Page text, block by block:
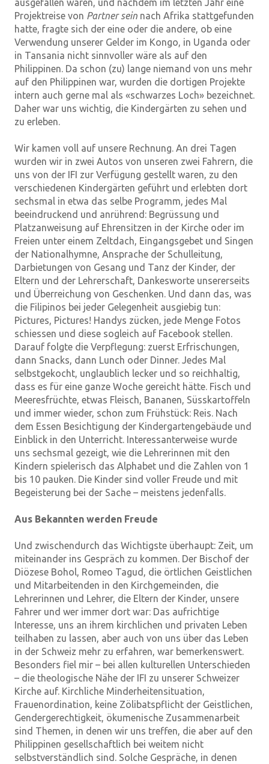
ausgefallen waren, und nachdem im letzten Jahr eine
Projektreise von Partner sein nach Afrika stattgefunden
hatte, fragte sich der eine oder die andere, ob eine
Verwendung unserer Gelder im Kongo, in Uganda oder
in Tansania nicht sinnvoller wäre als auf den
Philippinen. Da schon (zu) lange niemand von uns mehr
auf den Philippinen war, wurden die dortigen Projekte
intern auch gerne mal als «schwarzes Loch» bezeichnet.
Daher war uns wichtig, die Kindergärten zu sehen und
zu erleben.
Wir kamen voll auf unsere Rechnung. An drei Tagen
wurden wir in zwei Autos von unseren zwei Fahrern, die
uns von der IFI zur Verfügung gestellt waren, zu den
verschiedenen Kindergärten geführt und erlebten dort
sechsmal in etwa das selbe Programm, jedes Mal
beeindruckend und anrührend: Begrüssung und
Platzanweisung auf Ehrensitzen in der Kirche oder im
Freien unter einem Zeltdach, Eingangsgebet und Singen
der Nationalhymne, Ansprache der Schulleitung,
Darbietungen von Gesang und Tanz der Kinder, der
Eltern und der Lehrerschaft, Dankesworte unsererseits
und Überreichung von Geschenken. Und dann das, was
die Filipinos bei jeder Gelegenheit ausgiebig tun:
Pictures, Pictures! Handys zücken, jede Menge Fotos
schiessen und diese sogleich auf Facebook stellen.
Darauf folgte die Verpflegung: zuerst Erfrischungen,
dann Snacks, dann Lunch oder Dinner. Jedes Mal
selbstgekocht, unglaublich lecker und so reichhaltig,
dass es für eine ganze Woche gereicht hätte. Fisch und
Meeresfrüchte, etwas Fleisch, Bananen, Süsskartoffeln
und immer wieder, schon zum Frühstück: Reis. Nach
dem Essen Besichtigung der Kindergartengebäude und
Einblick in den Unterricht. Interessanterweise wurde
uns sechsmal gezeigt, wie die Lehrerinnen mit den
Kindern spielerisch das Alphabet und die Zahlen von 1
bis 10 pauken. Die Kinder sind voller Freude und mit
Begeisterung bei der Sache – meistens jedenfalls.
Aus Bekannten werden Freude
Und zwischendurch das Wichtigste überhaupt: Zeit, um
miteinander ins Gespräch zu kommen. Der Bischof der
Diözese Bohol, Romeo Tagud, die örtlichen Geistlichen
und Mitarbeitenden in den Kirchgemeinden, die
Lehrerinnen und Lehrer, die Eltern der Kinder, unsere
Fahrer und wer immer dort war: Das aufrichtige
Interesse, uns an ihrem kirchlichen und privaten Leben
teilhaben zu lassen, aber auch von uns über das Leben
in der Schweiz mehr zu erfahren, war bemerkenswert.
Besonders fiel mir – bei allen kulturellen Unterschieden
– die theologische Nähe der IFI zu unserer Schweizer
Kirche auf. Kirchliche Minderheitensituation,
Frauenordination, keine Zölibatspflicht der Geistlichen,
Gendergerechtigkeit, ökumenische Zusammenarbeit
sind Themen, in denen wir uns treffen, die aber auf den
Philippinen gesellschaftlich bei weitem nicht
selbstverständlich sind. Solche Gespräche, in denen